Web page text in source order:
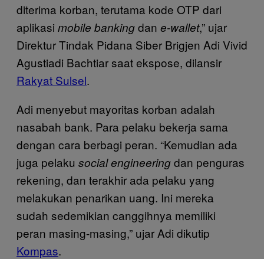
diterima korban, terutama kode OTP dari
aplikasi mobile bankingdan e-wallet,” ujar
Direktur Tindak Pidana Siber Brigjen Adi Vivid
Agustiadi Bachtiar saat ekspose, dilansir
Rakyat Sulsel.
Adi menyebut mayoritas korban adalah
nasabah bank. Para pelaku bekerja sama
dengan cara berbagi peran. “Kemudian ada
juga pelaku social engineeringdan penguras
rekening, dan terakhir ada pelaku yang
melakukan penarikan uang. Ini mereka
sudah sedemikian canggihnya memiliki
peran masing-masing,” ujar Adi dikutip
Kompas.